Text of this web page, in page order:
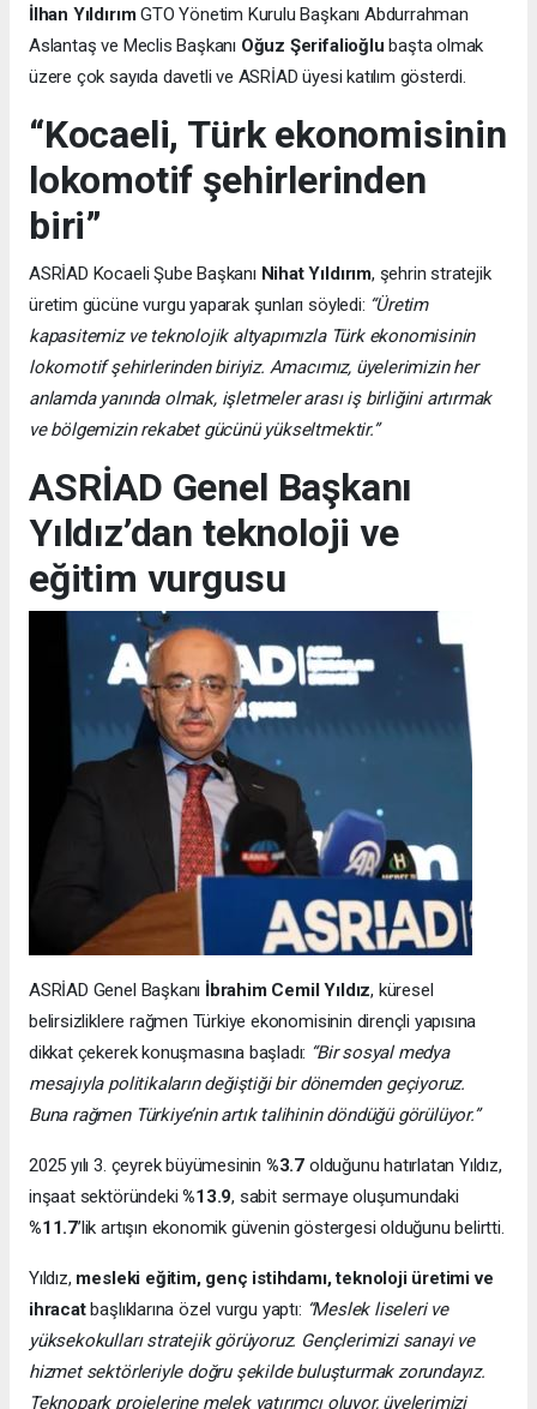
İlhan YıldırımGTO Yönetim Kurulu Başkanı Abdurrahman
Aslantaş ve Meclis Başkanı Oğuz Şerifalioğlu başta olmak
üzere çok sayıda davetli ve ASRİAD üyesi katılım gösterdi.
“Kocaeli, Türk ekonomisinin
lokomotif şehirlerinden
biri”
ASRİAD Kocaeli Şube Başkanı Nihat Yıldırım, şehrin stratejik
üretim gücüne vurgu yaparak şunları söyledi: “Üretim
kapasitemiz ve teknolojik altyapımızla Türk ekonomisinin
lokomotif şehirlerinden biriyiz. Amacımız, üyelerimizin her
anlamda yanında olmak, işletmeler arası iş birliğini artırmak
ve bölgemizin rekabet gücünü yükseltmektir.”
ASRİAD Genel Başkanı
Yıldız’dan teknoloji ve
eğitim vurgusu
ASRİAD Genel Başkanı İbrahim Cemil Yıldız, küresel
belirsizliklere rağmen Türkiye ekonomisinin dirençli yapısına
dikkat çekerek konuşmasına başladı: “Bir sosyal medya
mesajıyla politikaların değiştiği bir dönemden geçiyoruz.
Buna rağmen Türkiye’nin artık talihinin döndüğü görülüyor.”
2025 yılı 3. çeyrek büyümesinin %3.7 olduğunu hatırlatan Yıldız,
inşaat sektöründeki%13.9, sabit sermaye oluşumundaki
%11.7’lik artışın ekonomik güvenin göstergesi olduğunu belirtti.
Yıldız, mesleki eğitim, genç istihdamı, teknoloji üretimi ve
ihracatbaşlıklarına özel vurgu yaptı: “Meslek liseleri ve
yüksekokulları stratejik görüyoruz. Gençlerimizi sanayi ve
hizmet sektörleriyle doğru şekilde buluşturmak zorundayız.
Teknopark projelerine melek yatırımcı oluyor, üyelerimizi